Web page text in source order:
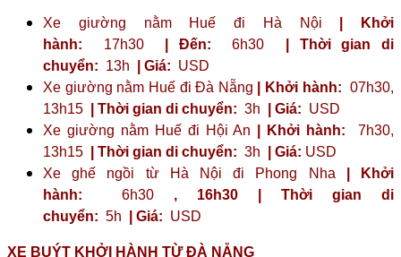
Xe giường nằm Huế đi Hà Nội
| Khởi
hành: 17h30 | Đến: 6h30
| Thời gian di
chuyển: 13h | Giá: USD
Xe giường nằm Huế đi Đà Nẵng
| Khởi hành: 07h30,
13h15
| Thời gian di chuyển: 3h | Giá: USD
Xe giường nằm Huế đi Hội An
| Khởi hành: 7h30,
13h15
| Thời gian di chuyển: 3h | Giá: USD
Xe ghế ngồi từ Hà Nội đi Phong Nha
| Khởi
hành: 6h30 , 16h30
| Thời gian di
chuyển: 5h | Giá: USD
XE BUÝT KHỞI HÀNH TỪ ĐÀ NẴNG